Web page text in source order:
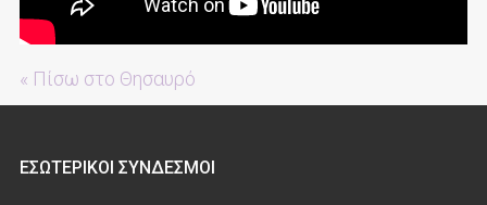
« Πίσω στο Θησαυρό
ΕΣΩΤΕΡΙΚΟΙ ΣΥΝΔΕΣΜΟΙ